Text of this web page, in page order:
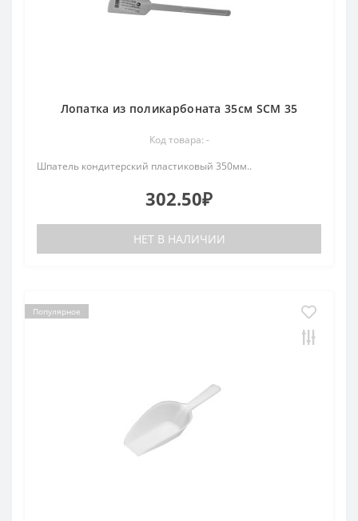
Лопатка из поликарбоната 35см SCM 35
Код товара: -
Шпатель кондитерский пластиковый 350мм..
302.50₽
НЕТ В НАЛИЧИИ
Популярное